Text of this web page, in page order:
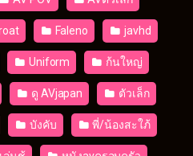
Faleno javhd
Uniform ก้นใหญ่
ดู AVjapan ตัวเล็ก
บังคับ พี่/น้องสะใภ้